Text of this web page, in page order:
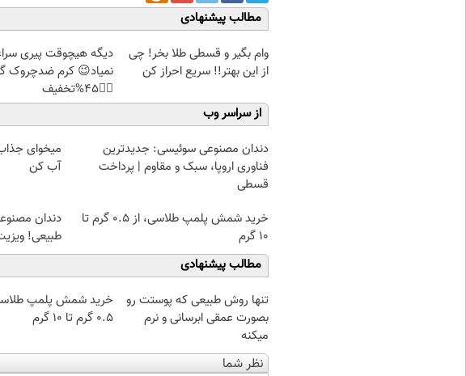
مطالب پیشنهادی
وام بگیر و قسطی طلا بخر! چی
از این بهتر!! سریع احراز کن
دیگه هیچوقت پیری
نمیاد😉 کرم ضدچروک
👈🏻45%تخفیف
از سراسر وب
دندان مصنوعی سوئیسی: جدیدترین
فناوری اروپا، سبک و مقاوم | پرداخت
قسطی
میخوای
آب کن
خرید شمش پلمپ طلاسی، از ۰.۵ گرم تا
۱۰ گرم
دندان
طبیعی!
مطالب پیشنهادی
تنها روش طبیعی که پوستت رو
بصورت عمقی ابرسانی و نرم
میکنه
خرید شمش پلمپ
۰.۵ گرم تا ۱۰ گرم
نظر شما